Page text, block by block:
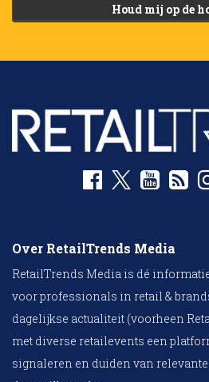
Houd mij op de
Over RetailTrends Media
RetailTrends Media is dé
voor professionals in retail &
dagelijkse actualiteit (voorheen
met diverse retailevents een
signaleren en duiden van